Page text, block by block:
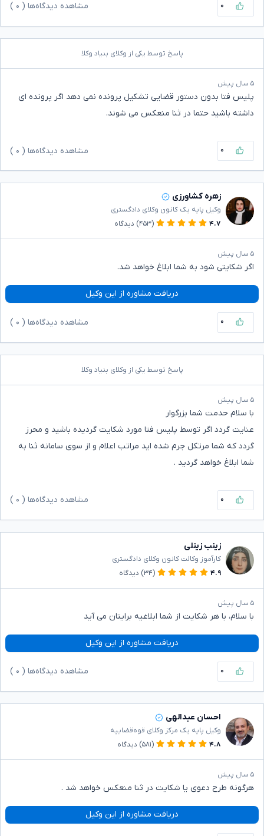
۰ مشاهده دیدگاه‌ها ( ۰
پاسخ توسط یکی از وکلای بنیاد وکلا
۵ سال پیش
پلیس فتا بدون دستور قضایی تشکیل پرونده نمی دهد اگر پرونده ای
داشته باشید حتما در ثنا منعکس می شوند.
۰ مشاهده دیدگاه‌ها ( ۰
زهره کشاورزی
وکیل پایه یک کانون وکلای دادگستری
۴.۷
(۴۵۳) دیدگاه
۵ سال پیش
اگر شکایتی شود به شما ابلاغ خواهد شد.
دریافت مشاوره از این وکیل
۰ مشاهده دیدگاه‌ها ( ۰
پاسخ توسط یکی از وکلای بنیاد وکلا
۵ سال پیش
با سلام حدمت شما بزرگوار
عنایت گردد اگر توسط پلیس فتا مورد شکایت گردیده باشید و محرز
گردد که شما مرتکل جرم شده اید مراتب اعلام و از سوی سامانه ثنا به
شما ابلاغ خواهد گردید .
۰ مشاهده دیدگاه‌ها ( ۰
زینب زینلی
کارآموز وکالت کانون وکلای دادگستری
۴.۹
(۳۴) دیدگاه
۵ سال پیش
با سلام، با هر شکایت از شما ابلاغیه برایتان می آید
دریافت مشاوره از این وکیل
۰ مشاهده دیدگاه‌ها ( ۰
احسان عبدالهی
وکیل پایه یک مرکز وکلای قوه‌قضاییه
۴.۸
(۵۸۱) دیدگاه
۵ سال پیش
هرگونه طرح دعوی یا شکایت در ثنا منعکس خواهد شد .
دریافت مشاوره از این وکیل